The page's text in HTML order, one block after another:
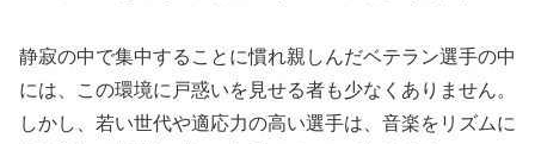
静寂の中で集中することに慣れ親しんだベテラン選手の中
には、この環境に戸惑いを見せる者も少なくありません。
しかし、若い世代や適応力の高い選手は、音楽をリズムに